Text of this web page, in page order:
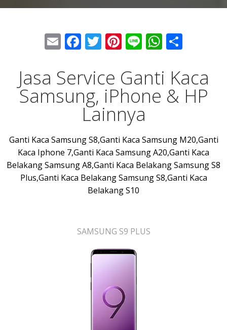
EmailFacebook
Twitter
Pinterest
Line
Jasa Service Ganti Kaca
Samsung, iPhone & HP
Lainnya
Ganti Kaca Samsung S8,Ganti Kaca Samsung M20,Ganti
Kaca Iphone 7,Ganti Kaca Samsung A20,Ganti Kaca
Belakang Samsung A8,Ganti Kaca Belakang Samsung S8
Plus,Ganti Kaca Belakang Samsung S8,Ganti Kaca
Belakang S10
SAMSUNG S9 PLUS